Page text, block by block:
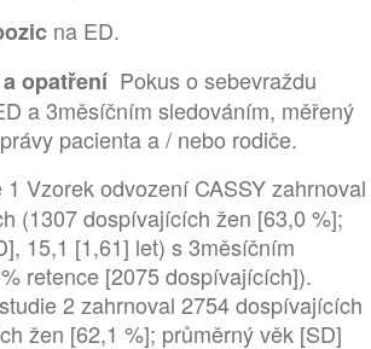
na ED.
opatřeníPokus o sebevraždu
a 3měsíčním sledováním, měřený
pacienta a / nebo rodiče.
Vzorek odvození CASSY zahrnoval
(1307 dospívajících žen [63,0 %];
15,1 [1,61] let) s 3měsíčním
retence [2075 dospívajících]).
2 zahrnoval 2754 dospívajících
žen [62,1 %]; průměrný věk [SD]